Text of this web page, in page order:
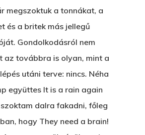
megszoktuk a tonnákat, a
és a britek más jellegű
Gondolkodásról nem
az továbbra is olyan, mint a
utáni terve: nincs. Néha
együttes It is a rain again
dalra fakadni, főleg
hogy They need a brain!